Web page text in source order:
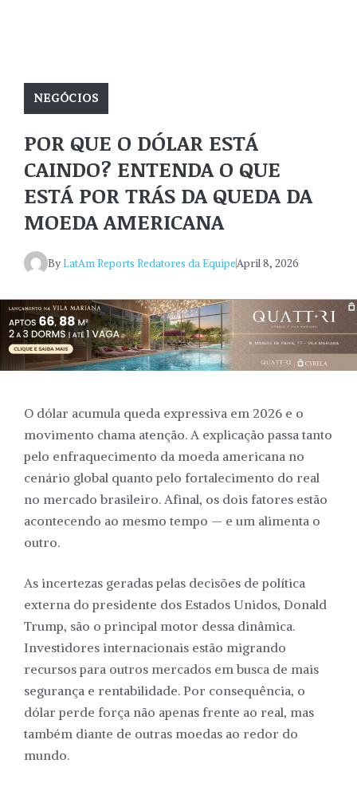
NEGÓCIOS
POR QUE O DÓLAR ESTÁ
CAINDO? ENTENDA O QUE
ESTÁ POR TRÁS DA QUEDA DA
MOEDA AMERICANA
ByLatAm Reports Redatores da EquipeApril 8, 2026
O dólar acumula queda expressiva em 2026 e o
movimento chama atenção. A explicação passa tanto
pelo enfraquecimento da moeda americana no
cenário global quanto pelo fortalecimento do real
no mercado brasileiro. Afinal, os dois fatores estão
acontecendo ao mesmo tempo — e um alimenta o
outro.
As incertezas geradas pelas decisões de política
externa do presidente dos Estados Unidos, Donald
Trump, são o principal motor dessa dinâmica.
Investidores internacionais estão migrando
recursos para outros mercados em busca de mais
segurança e rentabilidade. Por consequência, o
dólar perde força não apenas frente ao real, mas
também diante de outras moedas ao redor do
mundo.